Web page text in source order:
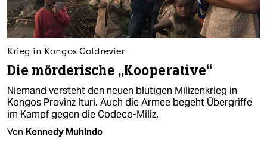
Krieg in Kongos Goldrevier
Die mörderische „Kooperative“
Niemand versteht den neuen blutigen Milizenkrieg in
Kongos Provinz Ituri. Auch die Armee begeht Übergriffe
im Kampf gegen die Codeco-Miliz.
Von Kennedy Muhindo